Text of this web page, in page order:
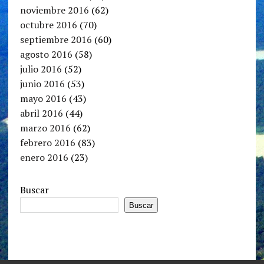
noviembre 2016 (62)
octubre 2016 (70)
septiembre 2016 (60)
agosto 2016 (58)
julio 2016 (52)
junio 2016 (53)
mayo 2016 (43)
abril 2016 (44)
marzo 2016 (62)
febrero 2016 (83)
enero 2016 (23)
Buscar
Buscar